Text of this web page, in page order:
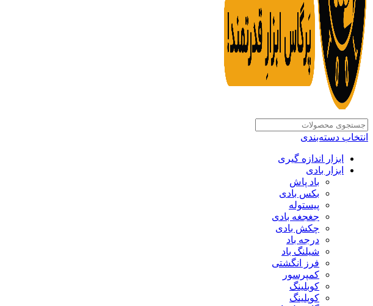
انتخاب دسته‌بندی
ابزار اندازه گیری
ابزار بادی
باد پاش
بکس بادی
پیستوله
جغجغه بادی
چکش بادی
درجه باد
شیلنگ باد
فرز انگشتی
کمپرسور
کوبلینگ
کوپلینگ